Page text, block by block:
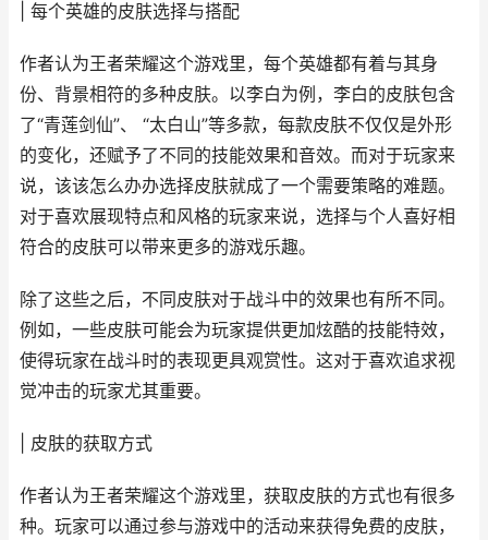
| 每个英雄的皮肤选择与搭配
作者认为王者荣耀这个游戏里，每个英雄都有着与其身
份、背景相符的多种皮肤。以李白为例，李白的皮肤包含
了“青莲剑仙”、 “太白山”等多款，每款皮肤不仅仅是外形
的变化，还赋予了不同的技能效果和音效。而对于玩家来
说，该该怎么办办选择皮肤就成了一个需要策略的难题。
对于喜欢展现特点和风格的玩家来说，选择与个人喜好相
符合的皮肤可以带来更多的游戏乐趣。
除了这些之后，不同皮肤对于战斗中的效果也有所不同。
例如，一些皮肤可能会为玩家提供更加炫酷的技能特效，
使得玩家在战斗时的表现更具观赏性。这对于喜欢追求视
觉冲击的玩家尤其重要。
| 皮肤的获取方式
作者认为王者荣耀这个游戏里，获取皮肤的方式也有很多
种。玩家可以通过参与游戏中的活动来获得免费的皮肤，